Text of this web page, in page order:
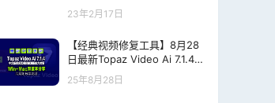
专业中文版附激活教程
23年2月17日
【经典视频修复工具】8月28
日最新Topaz Video Ai 7.1.4
【汉化中文长期更新】老视频
无损模糊清晰放大修复补帧提
25年8月28日